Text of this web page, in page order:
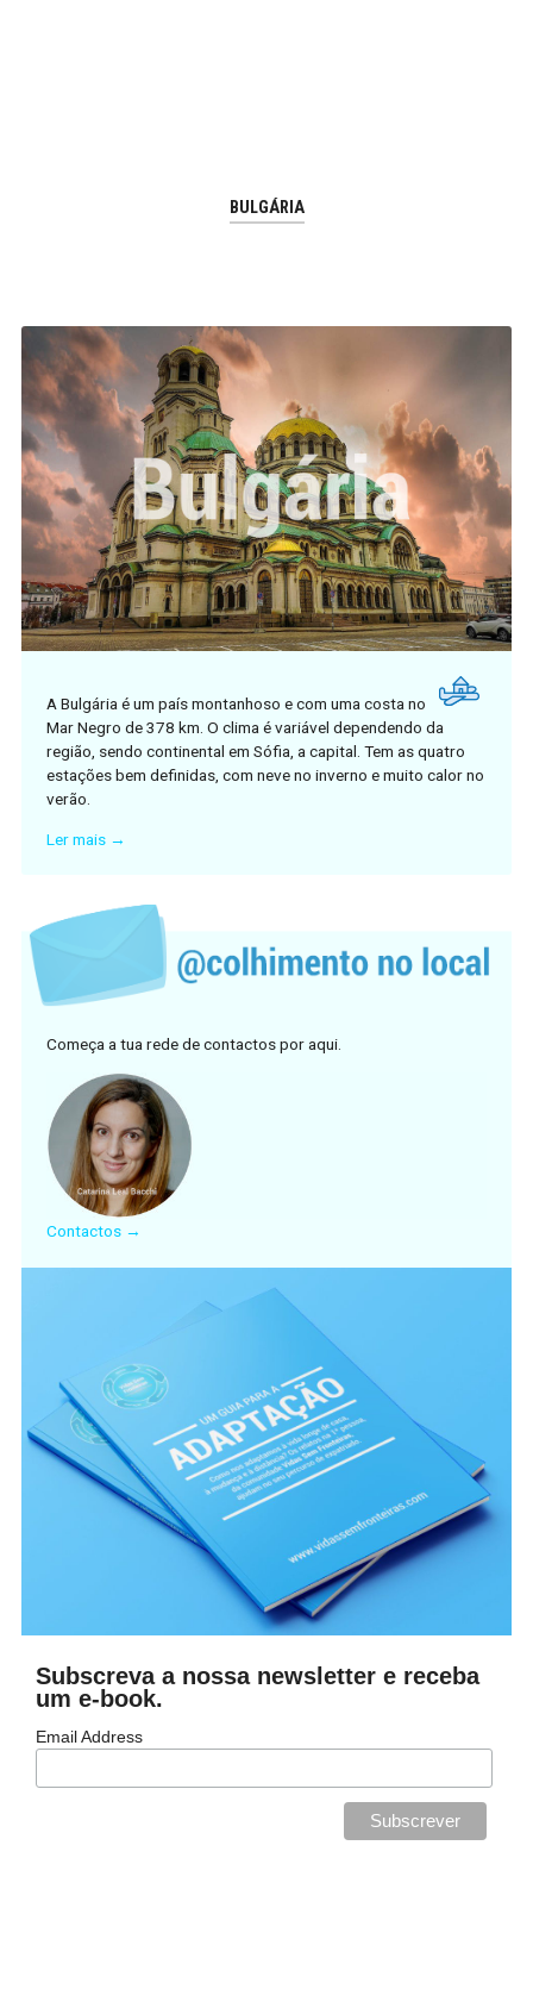
BULGÁRIA
A Bulgária é um país montanhoso e com uma costa no
Mar Negro de 378 km. O clima é variável dependendo da
região, sendo continental em Sófia, a capital. Tem as quatro
estações bem definidas, com neve no inverno e muito calor no
verão.
Ler mais →
Começa a tua rede de contactos por aqui.
Contactos →
Subscreva a nossa newsletter e receba
um e-book.
Email Address